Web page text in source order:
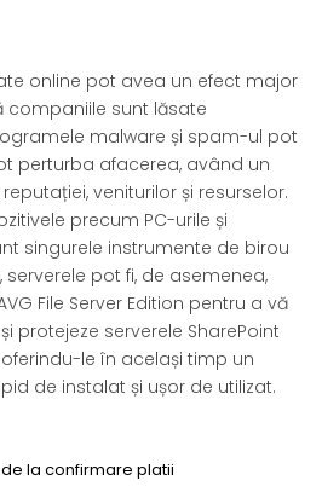
online pot avea un efect major
companiile sunt lăsate
malware și spam-ul pot
perturba afacerea, având un
veniturilor și resurselor.
precum PC-urile și
singurele instrumente de birou
pot fi, de asemenea,
File Server Edition pentru a vă
protejeze serverele SharePoint
le în același timp un
de instalat și ușor de utilizat.
la confirmare platii